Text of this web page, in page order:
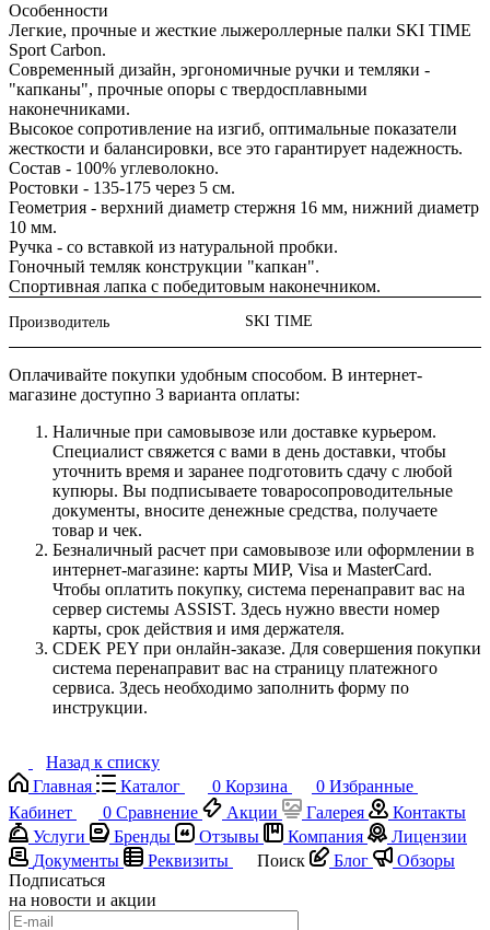
Особенности
Легкие, прочные и жесткие лыжероллерные палки SKI TIME
Sport Carbon.
Современный дизайн, эргономичные ручки и темляки -
"капканы", прочные опоры с твердосплавными
наконечниками.
Высокое сопротивление на изгиб, оптимальные показатели
жесткости и балансировки, все это гарантирует надежность.
Состав - 100% углеволокно.
Ростовки - 135-175 через 5 см.
Геометрия - верхний диаметр стержня 16 мм, нижний диаметр
10 мм.
Ручка - со вставкой из натуральной пробки.
Гоночный темляк конструкции "капкан".
Спортивная лапка с победитовым наконечником.
Производитель SKI TIME
Оплачивайте покупки удобным способом. В интернет-
магазине доступно 3 варианта оплаты:
Наличные при самовывозе или доставке курьером.
Специалист свяжется с вами в день доставки, чтобы
уточнить время и заранее подготовить сдачу с любой
купюры. Вы подписываете товаросопроводительные
документы, вносите денежные средства, получаете
товар и чек.
Безналичный расчет при самовывозе или оформлении в
интернет-магазине: карты МИР, Visa и MasterCard.
Чтобы оплатить покупку, система перенаправит вас на
сервер системы ASSIST. Здесь нужно ввести номер
карты, срок действия и имя держателя.
CDEK PEY при онлайн-заказе. Для совершения покупки
система перенаправит вас на страницу платежного
сервиса. Здесь необходимо заполнить форму по
инструкции.
Назад к списку
Главная
Каталог 0 Корзина 0 Избранные
Кабинет
0 Сравнение Акции Галерея
Контакты
Услуги
Бренды Отзывы Компания
Лицензии
Документы
Реквизиты Поиск Блог
Обзоры
Подписаться
на новости и акции